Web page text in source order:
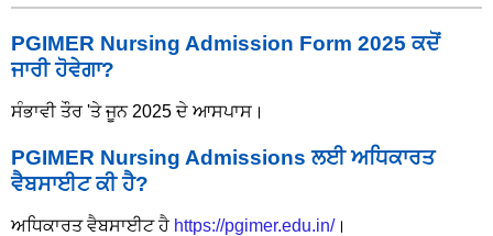
PGIMER Nursing Admission Form 2025 ਕਦੋਂ
ਜਾਰੀ ਹੋਵੇਗਾ?
ਸੰਭਾਵੀ ਤੌਰ 'ਤੇ ਜੂਨ 2025 ਦੇ ਆਸਪਾਸ।
PGIMER Nursing Admissions ਲਈ ਅਧਿਕਾਰਤ
ਵੈਬਸਾਈਟ ਕੀ ਹੈ?
ਅਧਿਕਾਰਤ ਵੈਬਸਾਈਟ ਹੈ https://pgimer.edu.in/।